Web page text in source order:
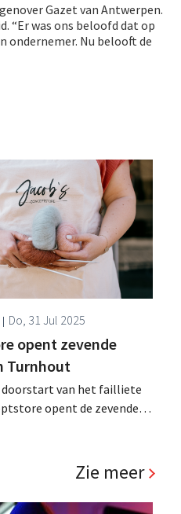
Gazet van Antwerpen.
“Er was ons beloofd dat op
ondernemer. Nu belooft de
Do, 31 Jul 2025
opent zevende
Turnhout
doorstart van het failliete
opent de zevende
Shana Smet en Jo(anna)
recent ook een
boord. .
Zie meer